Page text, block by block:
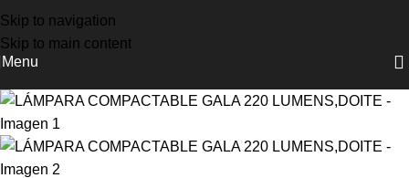
Skip to navigation
Skip to main content
NUEVOS INGRESOS COLUMBIA, DOITE Y OSPREY
Menu